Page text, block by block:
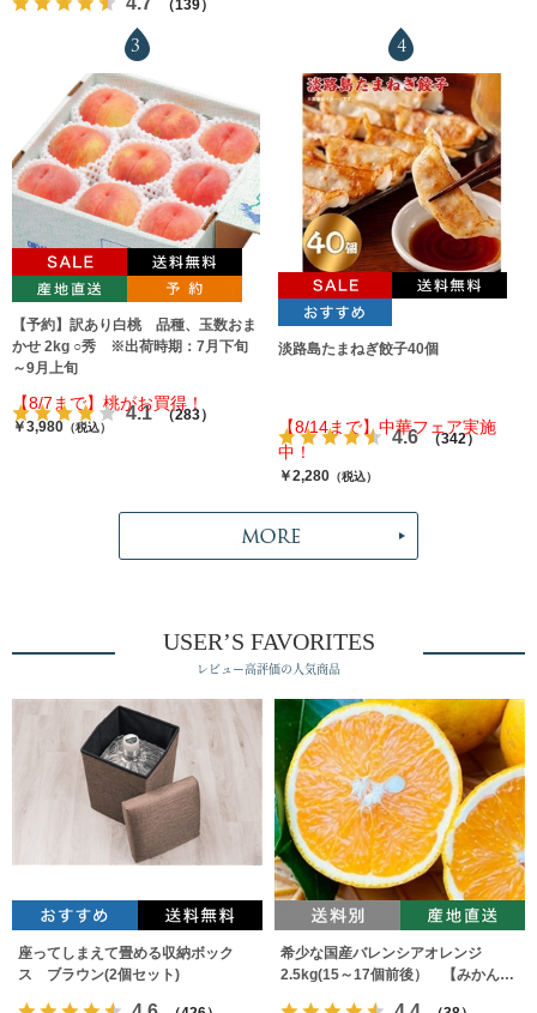
（139）
3
【予約】訳あり白桃 品種、玉数おま
かせ 2kg ○秀 ※出荷時期：7月下旬
～9月上旬
4.1 （283）
【8/7まで】桃がお買得！
￥3,980 （税込）
4
淡路島たまねぎ餃子40個
4.6 （342）
【8/14まで】中華フェア実施
中！
￥2,280（税込）
USER’S FAVORITES
レビュー高評価の人気商品
座ってしまえて畳める収納ボック
ス ブラウン(2個セット)
希少な国産バレンシアオレンジ
2.5kg(15～17個前後） 【みかんの